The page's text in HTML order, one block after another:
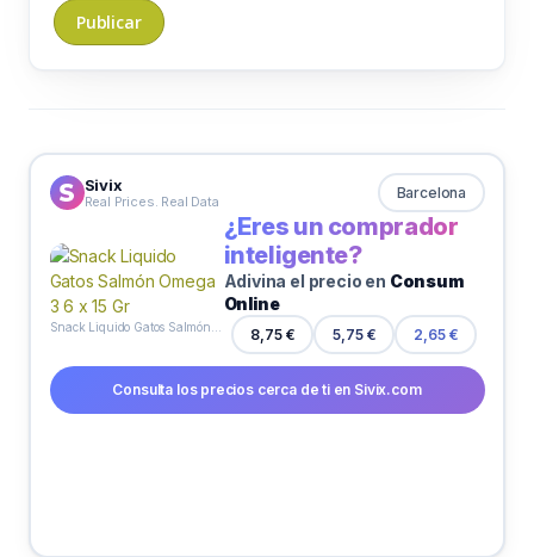
Sivix
Real Prices. Real Data Barcelona
¿Eres un comprador
inteligente?
Adivina el precio en Consum
Online
8,75 € 5,75 € 2,65 €
Consulta los precios cerca de ti en Sivix.com